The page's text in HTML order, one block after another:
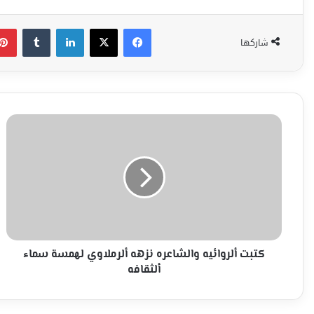
شاركها
فيسبوك‫X لينكدإن
كتبت
كتبت ألروائيه والشاعره نزهه ألرملاوي لهمسة سماء
ألثقافه